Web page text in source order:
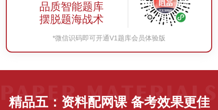
品质智能题库
摆脱题海战术
*微信识码即可开通V1题库会员体验版
精品五：资料配网课 备考效果更佳